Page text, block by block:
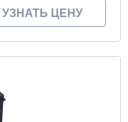
УЗНАТЬ ЦЕНУ